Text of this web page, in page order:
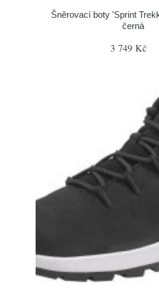
Šněrovací boty 'Sprint
černá
3 749 Kč